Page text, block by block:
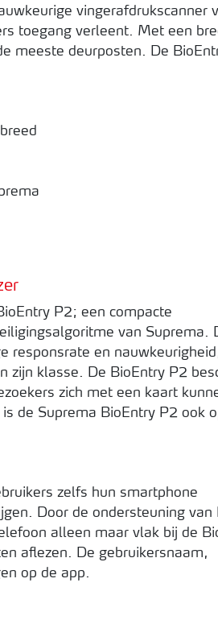
vingerafdrukscanner
toegang verleent. Met een
meeste deurposten. De
P2; een compacte
van Suprema.
responsrate en
zijn klasse. De BioEntry P2
zich met een kaart
de Suprema BioEntry P2 ook
zelfs hun smartphone
Door de ondersteuning van
alleen maar vlak bij de
aflezen. De gebruikersnaam,
op de app.